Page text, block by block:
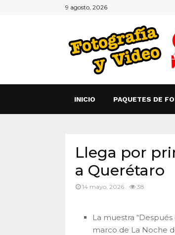
9 agosto, 2026
INICIO PAQUETES DE
Llega por
a Querétaro
14 mayo, 2026 38
La muestra
marco de La Noche